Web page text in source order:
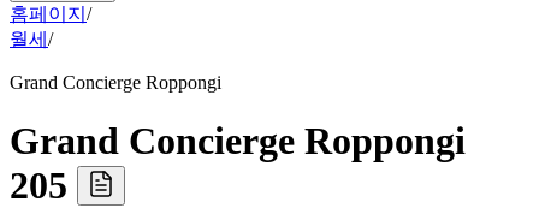
홈페이지 /
월세 /
Grand Concierge Roppongi
Grand Concierge Roppongi
205